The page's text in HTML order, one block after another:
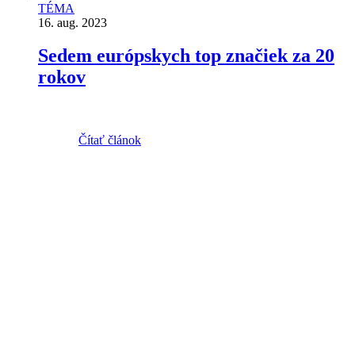
TÉMA
16. aug. 2023
Sedem európskych top značiek za 20
rokov
Čítať článok